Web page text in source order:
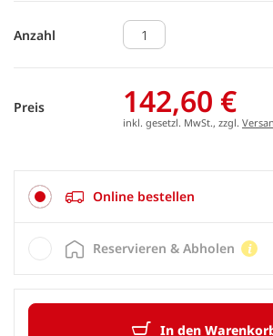
Anzahl
Preis 142,60 €
inkl. gesetzl. MwSt., zzgl.
Online bestellen
In den
Reservieren & Abholen